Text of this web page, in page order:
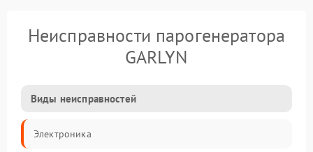
Неисправности парогенератора
GARLYN
Виды неисправностей
Электроника